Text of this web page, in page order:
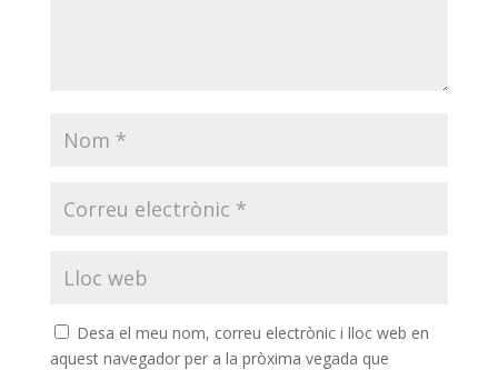
Desa el meu nom, correu electrònic i lloc web en
aquest navegador per a la pròxima vegada que